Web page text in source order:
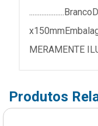
MERAMENTE
Produtos